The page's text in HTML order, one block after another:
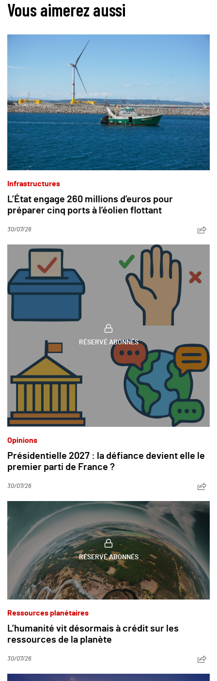
Vous aimerez aussi
Infrastructures
L’État engage 260 millions d’euros pour
préparer cinq ports à l’éolien flottant
30/07/26
RÉSERVÉ ABONNÉS
Opinions
Présidentielle 2027 : la défiance devient elle le
premier parti de France ?
30/07/26
RÉSERVÉ ABONNÉS
Ressources planétaires
L’humanité vit désormais à crédit sur les
ressources de la planète
30/07/26